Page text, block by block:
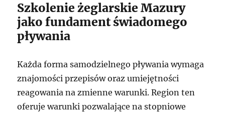
Szkolenie żeglarskie Mazury
jako fundament świadomego
pływania
Każda forma samodzielnego pływania wymaga
znajomości przepisów oraz umiejętności
reagowania na zmienne warunki. Region ten
oferuje warunki pozwalające na stopniowe